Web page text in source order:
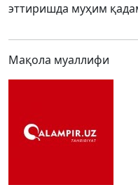
эттиришда муҳим
Мақола муаллифи